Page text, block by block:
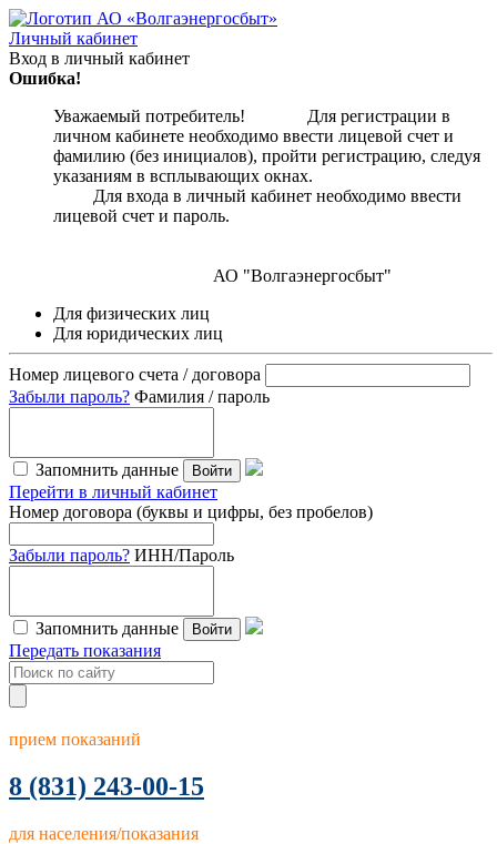
Личный кабинет
Вход в личный кабинет
Ошибка!
Уважаемый потребитель! Для регистрации в
личном кабинете необходимо ввести лицевой счет и
фамилию (без инициалов), пройти регистрацию, следуя
указаниям в всплывающих окнах.
Для входа в личный кабинет необходимо ввести
лицевой счет и пароль.
АО "Волгаэнергосбыт"
Для физических лиц
Для юридических лиц
Номер лицевого счета / договора
Забыли пароль? Фамилия / пароль
Запомнить данные Войти
Перейти в личный кабинет
Номер договора (буквы и цифры, без пробелов)
Забыли пароль? ИНН/Пароль
Запомнить данные Войти
Передать показания
прием показаний
8 (831) 243-00-15
для населения/показания